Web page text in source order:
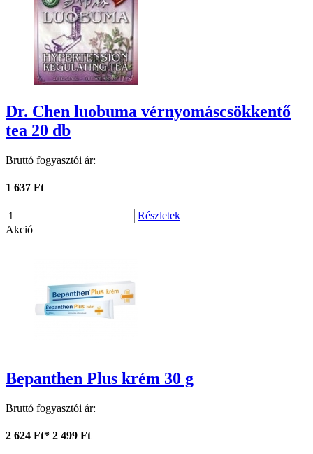
Dr. Chen luobuma vérnyomáscsökkentő
tea 20 db
Bruttó fogyasztói ár:
1 637 Ft
Részletek
Akció
Bepanthen Plus krém 30 g
Bruttó fogyasztói ár:
2 624 Ft* 2 499 Ft